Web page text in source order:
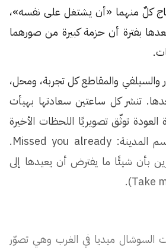
كلٌ منهما «أن يشتغل على نفسه»،
بفترة أن حزمة كبيرة من صورهما
والسيلفي والمقاطع كل تجربة، ومحل،
تنشر كل ساعتين سعادتها بهيأت
توثّق تصويريًا اللحظات الأخيرة
مع نص يتنطط مع اسم المدينة: Missed you already.
بأن شيئًا ما يفترض أن يعيدها إلى
ميديا في الغرب وهي تصوّر